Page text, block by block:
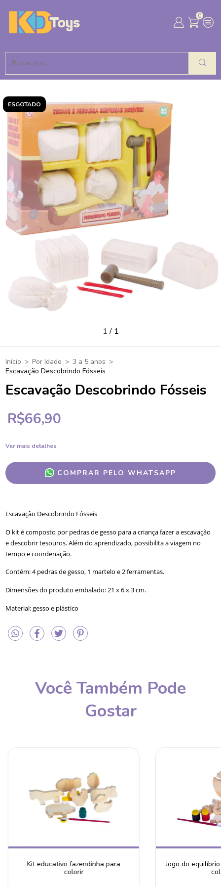
0
ESGOTADO
1/ 1
Início > Por Idade > 3 a 5 anos >
Escavação Descobrindo Fósseis
Escavação Descobrindo Fósseis
R$66,90
Ver mais detalhes
COMPRAR PELO WHATSAPP
Escavação Descobrindo Fósseis
O kit é composto por pedras de gesso para a criança fazer a escavação
e descobrir tesouros. Além do aprendizado, possibilita a viagem no
tempo e coordenação.
Contém: 4 pedras de gesso, 1 martelo e 2 ferramentas.
Dimensões do produto embalado: 21 x 6 x 3 cm.
Material: gesso e plástico
Você Também Pode
Gostar
Kit educativo fazendinha para
colorir
Jogo do